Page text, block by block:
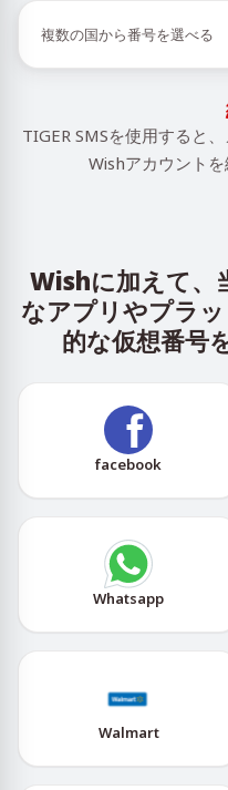
複数の国から番号を選べる
TIGER SMSを使用すると
Wishアカウントを
Wishに加えて、
なアプリやプラ
的な仮想番号
facebook
Whatsapp
Walmart